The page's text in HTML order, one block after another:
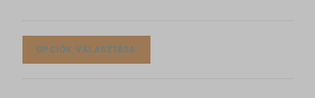
OPCIÓK VÁLASZTÁSA